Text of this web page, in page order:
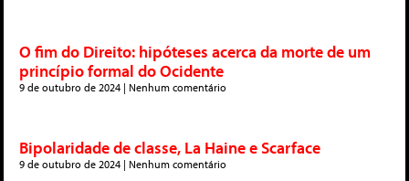
O fim do Direito: hipóteses acerca da morte de um
princípio formal do Ocidente
9 de outubro de 2024 Nenhum comentário
Bipolaridade de classe, La Haine e Scarface
9 de outubro de 2024 Nenhum comentário